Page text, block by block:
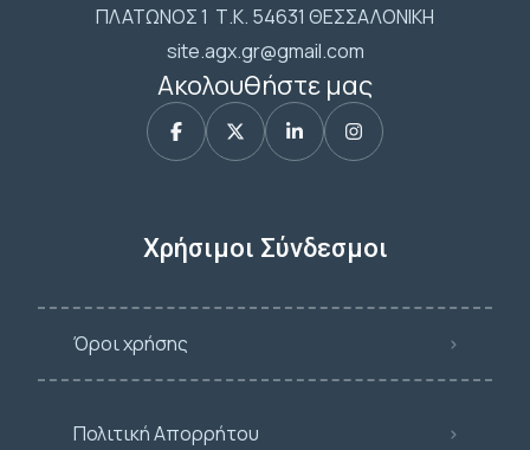
ΠΛΑΤΩΝΟΣ 1 Τ.Κ. 54631 ΘΕΣΣΑΛΟΝΙΚΗ
site.agx.gr@gmail.com
Ακολουθήστε μας
Χρήσιμοι Σύνδεσμοι
Όροι χρήσης
Πολιτική Απορρήτου